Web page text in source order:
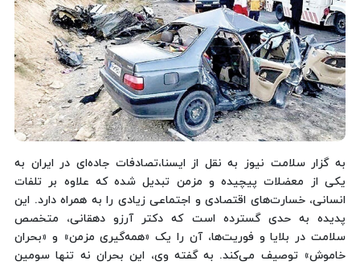
به گزار سلامت نیوز به نقل از ایسنا،تصادفات جاده‌ای در ایران به
یکی از معضلات پیچیده و مزمن تبدیل شده که علاوه بر تلفات
انسانی، خسارت‌های اقتصادی و اجتماعی زیادی را به همراه دارد. این
پدیده به حدی گسترده است که دکتر آرزو دهقانی، متخصص
سلامت در بلایا و فوریت‌ها، آن را یک «همه‌گیری مزمن» و «بحران
خاموش» توصیف می‌کند. به گفته وی، این بحران نه تنها سومین